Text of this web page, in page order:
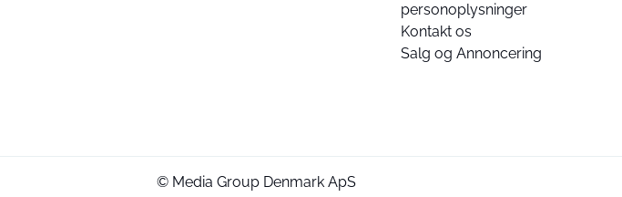
personoplysninger
Kontakt os
Salg og Annoncering
© Media Group Denmark ApS